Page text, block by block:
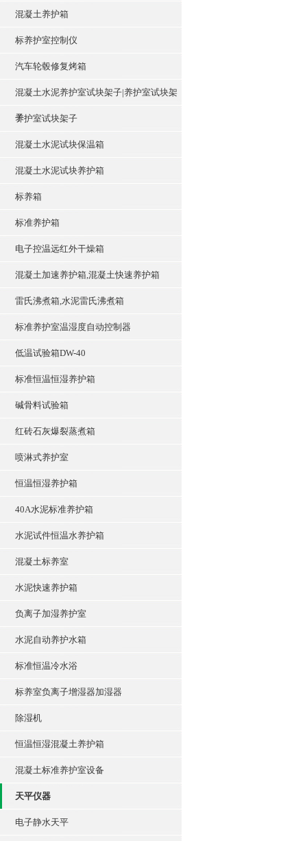
混凝土养护箱
标养护室控制仪
汽车轮毂修复烤箱
混凝土水泥养护室试块架子|养护室试块架
子
养护室试块架子
混凝土水泥试块保温箱
混凝土水泥试块养护箱
标养箱
标准养护箱
电子控温远红外干燥箱
混凝土加速养护箱,混凝土快速养护箱
雷氏沸煮箱,水泥雷氏沸煮箱
标准养护室温湿度自动控制器
低温试验箱DW-40
标准恒温恒湿养护箱
碱骨料试验箱
红砖石灰爆裂蒸煮箱
喷淋式养护室
恒温恒湿养护箱
40A水泥标准养护箱
水泥试件恒温水养护箱
混凝土标养室
水泥快速养护箱
负离子加湿养护室
水泥自动养护水箱
标准恒温冷水浴
标养室负离子增湿器加湿器
除湿机
恒温恒湿混凝土养护箱
混凝土标准养护室设备
天平仪器
电子静水天平